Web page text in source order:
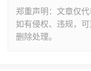
郑重声明：文章仅
如有侵权、违规，
删除处理。